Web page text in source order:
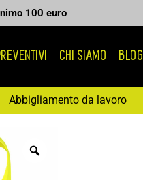
100 euro
CHI SIAMO BLOG
Abbigliamento da lavoro